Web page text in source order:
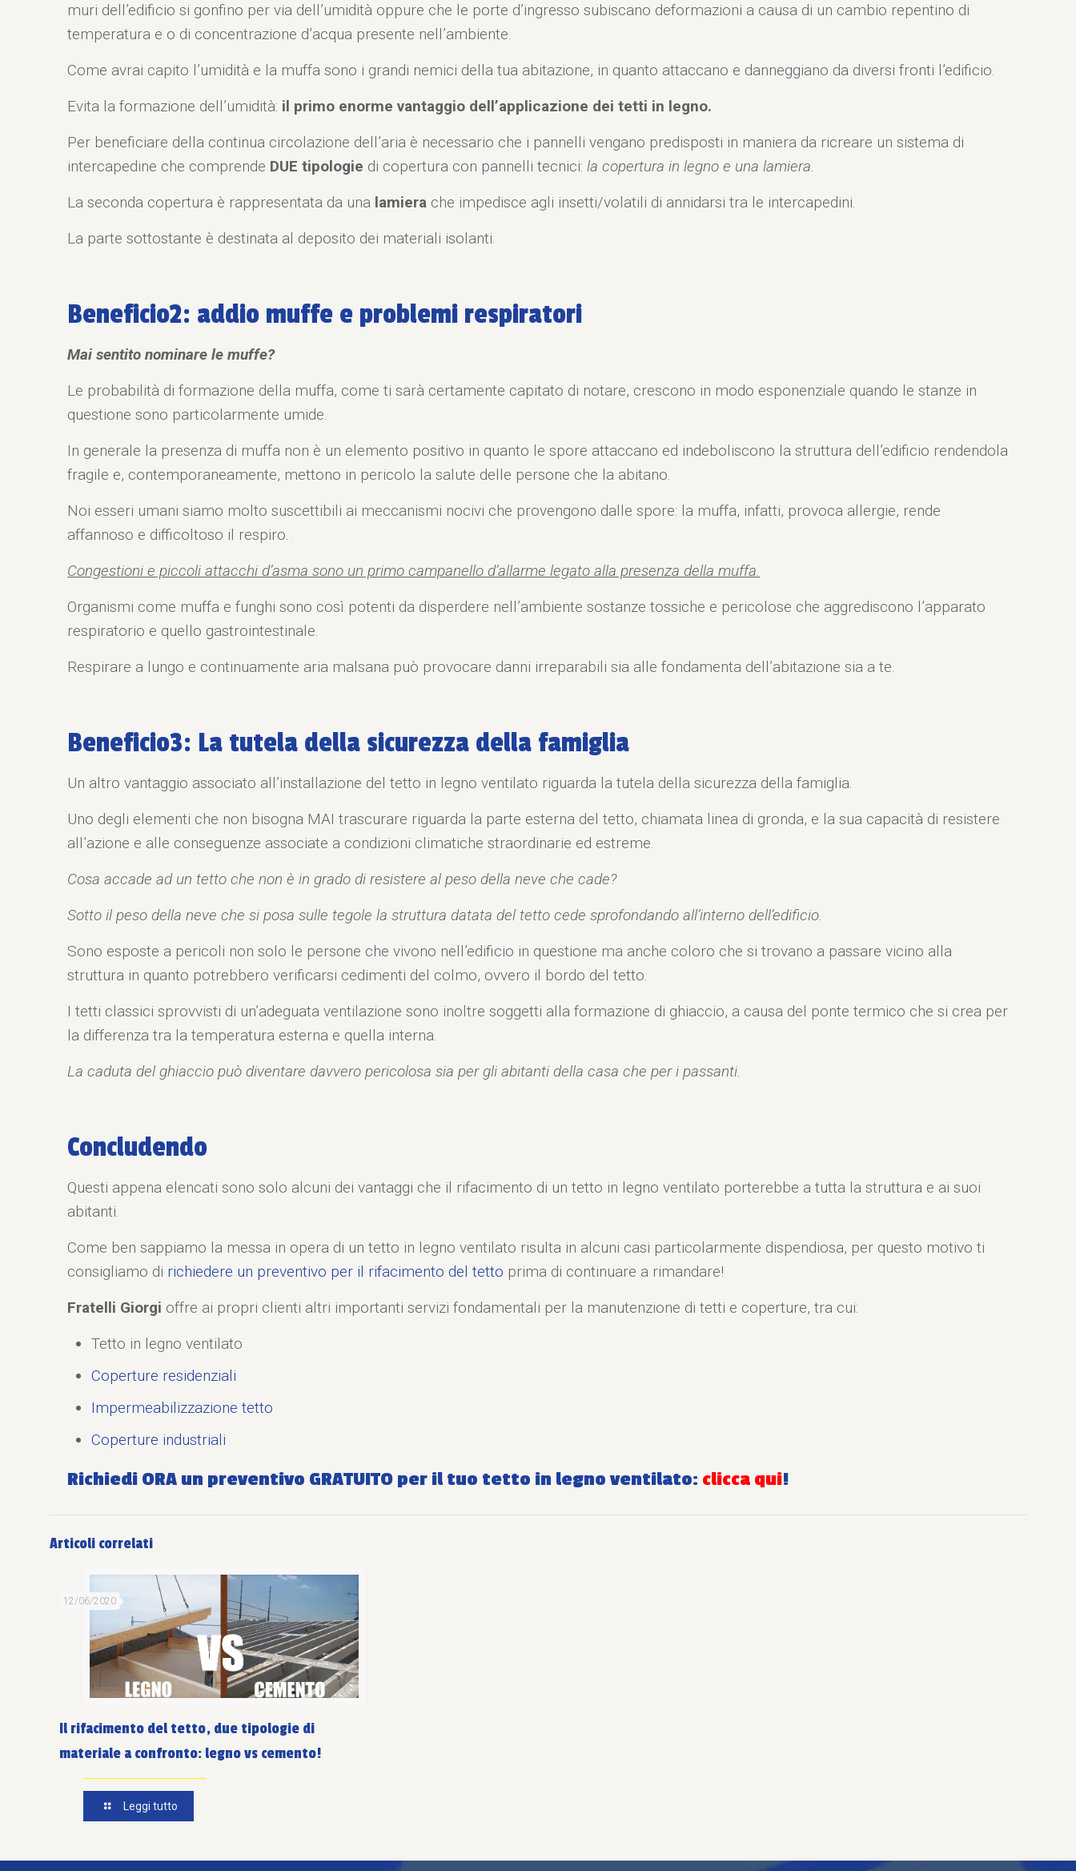
muri dell’edificio si gonfino per via dell’umidità oppure che le porte d’ingresso subiscano deformazioni a causa di un cambio repentino di
temperatura e o di concentrazione d’acqua presente nell’ambiente.
Come avrai capito l’umidità e la muffa sono i grandi nemici della tua abitazione, in quanto attaccano e danneggiano da diversi fronti l’edificio.
Evita la formazione dell’umidità: il primo enorme vantaggio dell’applicazione dei tetti in legno.
Per beneficiare della continua circolazione dell’aria è necessario che i pannelli vengano predisposti in maniera da ricreare un sistema di
intercapedine che comprende DUE tipologie di copertura con pannelli tecnici:la copertura in legno e una lamiera.
La seconda copertura è rappresentata da una lamiera che impedisce agli insetti/volatili di annidarsi tra le intercapedini.
La parte sottostante è destinata al deposito dei materiali isolanti.
Beneficio2: addio muffe e problemi respiratori
Mai sentito nominare le muffe?
Le probabilità di formazione della muffa, come ti sarà certamente capitato di notare, crescono in modo esponenziale quando le stanze in
questione sono particolarmente umide.
In generale la presenza di muffa non è un elemento positivo in quanto le spore attaccano ed indeboliscono la struttura dell’edificio rendendola
fragile e, contemporaneamente, mettono in pericolo la salute delle persone che la abitano.
Noi esseri umani siamo molto suscettibili ai meccanismi nocivi che provengono dalle spore: la muffa, infatti, provoca allergie, rende
affannoso e difficoltoso il respiro.
Congestioni e piccoli attacchi d’asma sono un primo campanello d’allarme legato alla presenza della muffa.
Organismi come muffa e funghi sono così potenti da disperdere nell’ambiente sostanze tossiche e pericolose che aggrediscono l’apparato
respiratorio e quello gastrointestinale.
Respirare a lungo e continuamente aria malsana può provocare danni irreparabili sia alle fondamenta dell’abitazione sia a te.
Beneficio3: La tutela della sicurezza della famiglia
Un altro vantaggio associato all’installazione del tetto in legno ventilato riguarda la tutela della sicurezza della famiglia.
Uno degli elementi che non bisogna MAI trascurare riguarda la parte esterna del tetto, chiamata linea di gronda, e la sua capacità di resistere
all’azione e alle conseguenze associate a condizioni climatiche straordinarie ed estreme.
Cosa accade ad un tetto che non è in grado di resistere al peso della neve che cade?
Sotto il peso della neve che si posa sulle tegole la struttura datata del tetto cede sprofondando all’interno dell’edificio.
Sono esposte a pericoli non solo le persone che vivono nell’edificio in questione ma anche coloro che si trovano a passare vicino alla
struttura in quanto potrebbero verificarsi cedimenti del colmo, ovvero il bordo del tetto.
I tetti classici sprovvisti di un’adeguata ventilazione sono inoltre soggetti alla formazione di ghiaccio, a causa del ponte termico che si crea per
la differenza tra la temperatura esterna e quella interna.
La caduta del ghiaccio può diventare davvero pericolosa sia per gli abitanti della casa che per i passanti.
Concludendo
Questi appena elencati sono solo alcuni dei vantaggi che il rifacimento di un tetto in legno ventilato porterebbe a tutta la struttura e ai suoi
abitanti.
Come ben sappiamo la messa in opera di un tetto in legno ventilato risulta in alcuni casi particolarmente dispendiosa, per questo motivo ti
consigliamo di richiedere un preventivo per il rifacimento del tetto prima di continuare a rimandare!
Fratelli Giorgi offre ai propri clienti altri importanti servizi fondamentali per la manutenzione di tetti e coperture, tra cui:
Tetto in legno ventilato
Coperture residenziali
Impermeabilizzazione tetto
Coperture industriali
Richiedi ORA un preventivo GRATUITO per il tuo tetto in legno ventilato: clicca qui!
Articoli correlati
12/06/2020
Il rifacimento del tetto, due tipologie di
materiale a confronto: legno vs cemento!
Leggi tutto